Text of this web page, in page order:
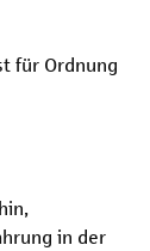
für Ordnung
in der